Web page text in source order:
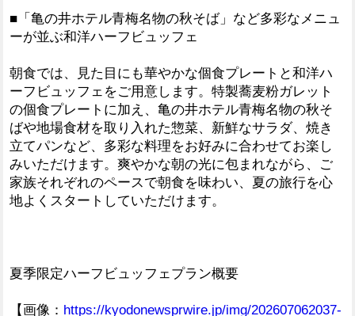
■「亀の井ホテル青梅名物の秋そば」など多彩なメニュ
ーが並ぶ和洋ハーフビュッフェ
朝食では、見た目にも華やかな個食プレートと和洋ハ
ーフビュッフェをご用意します。特製蕎麦粉ガレット
の個食プレートに加え、亀の井ホテル青梅名物の秋そ
ばや地場食材を取り入れた惣菜、新鮮なサラダ、焼き
立てパンなど、多彩な料理をお好みに合わせてお楽し
みいただけます。爽やかな朝の光に包まれながら、ご
家族それぞれのペースで朝食を味わい、夏の旅行を心
地よくスタートしていただけます。
夏季限定ハーフビュッフェプラン概要
【画像： https://kyodonewsprwire.jp/img/202607062037-